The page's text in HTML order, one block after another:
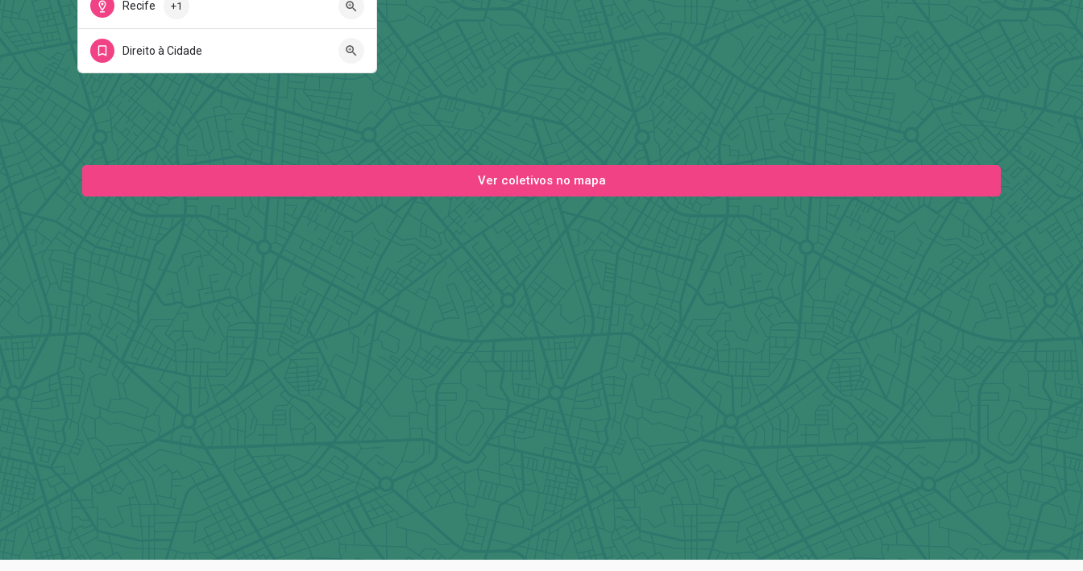
Recife +1
Direito à Cidade
Ver coletivos no mapa